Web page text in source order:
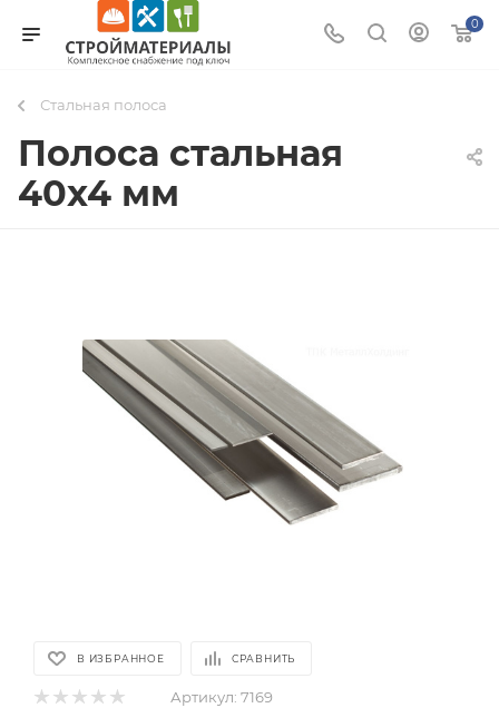
0
Стальная полоса
Полоса стальная
40x4 мм
В ИЗБРАННОЕ СРАВНИТЬ
Артикул: 7169